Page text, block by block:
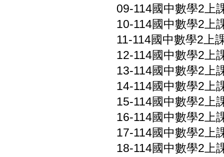
09-114國中數學2上
10-114國中數學2上
11-114國中數學2上
12-114國中數學2上
13-114國中數學2上
14-114國中數學2上
15-114國中數學2上
16-114國中數學2上
17-114國中數學2上
18-114國中數學2上